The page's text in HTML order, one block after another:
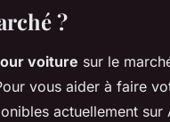
?
voiture sur le
vous aider à faire
actuellement sur